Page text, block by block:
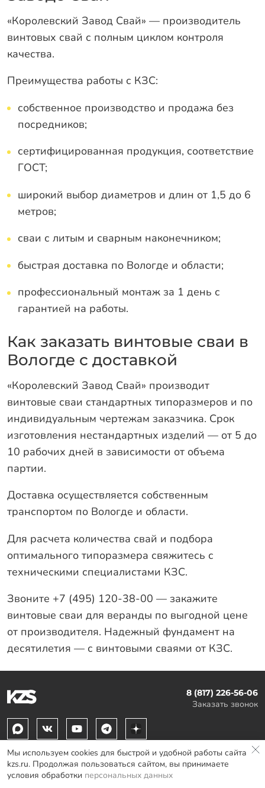
«Королевский Завод Свай» — производитель
винтовых свай с полным циклом контроля
качества.
Преимущества работы с КЗС:
собственное производство и продажа без
посредников;
сертифицированная продукция, соответствие
ГОСТ;
широкий выбор диаметров и длин от 1,5 до 6
метров;
сваи с литым и сварным наконечником;
быстрая доставка по Вологде и области;
профессиональный монтаж за 1 день с
гарантией на работы.
Как заказать винтовые сваи в
Вологде с доставкой
«Королевский Завод Свай» производит
винтовые сваи стандартных типоразмеров и по
индивидуальным чертежам заказчика. Срок
изготовления нестандартных изделий — от 5 до
10 рабочих дней в зависимости от объема
партии.
Доставка осуществляется собственным
транспортом по Вологде и области.
Для расчета количества свай и подбора
оптимального типоразмера свяжитесь с
техническими специалистами КЗС.
Звоните +7 (495) 120-38-00 — закажите
винтовые сваи для веранды по выгодной цене
от производителя. Надежный фундамент на
десятилетия — с винтовыми сваями от КЗС.
8 (817) 226-56-06
Заказать звонок
Клиентский сервис
Мы используем cookies для быстрой и удобной работы сайта
kzs.ru. Продолжая пользоваться сайтом, вы принимаете
условия обработки персональных данных